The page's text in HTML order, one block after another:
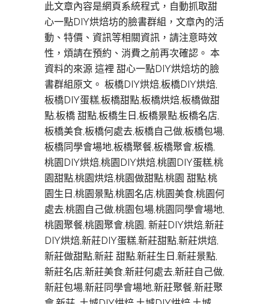
此文章內容是網頁系統程式，自動抓取甜
心一點DIY烘焙坊的臉書群組，文章內的活
動、特價、資訊等相關資訊，請注意時效
性，煩請在預約、消費之前再次確認。 本
資料的來源 這裡 甜心一點DIY烘焙坊的臉
書群組原文。 板橋DIY烘焙,板橋DIY烘焙,
板橋DIY蛋糕,板橋甜點,板橋烘焙,板橋做甜
點,板橋 甜點,板橋生日,板橋景點,板橋名店,
板橋美食,板橋何處去,板橋自己做,板橋包場,
板橋同學會場地,板橋聚餐,板橋聚會,板橋,
桃園DIY烘焙,桃園DIY烘焙,桃園DIY蛋糕,桃
園甜點,桃園烘焙,桃園做甜點,桃園 甜點,桃
園生日,桃園景點,桃園名店,桃園美食,桃園何
處去,桃園自己做,桃園包場,桃園同學會場地,
桃園聚餐,桃園聚會,桃園, 新莊DIY烘焙,新莊
DIY烘焙,新莊DIY蛋糕,新莊甜點,新莊烘焙,
新莊做甜點,新莊 甜點,新莊生日,新莊景點,
新莊名店,新莊美食,新莊何處去,新莊自己做,
新莊包場,新莊同學會場地,新莊聚餐,新莊聚